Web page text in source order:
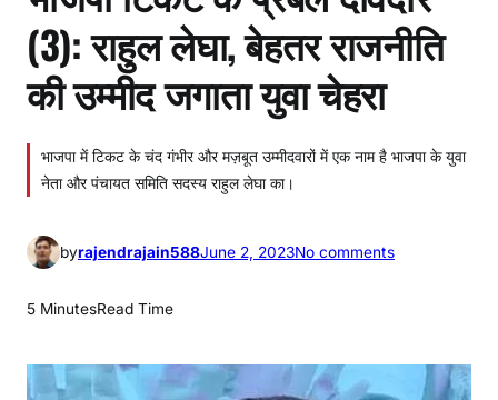
(3): राहुल लेघा, बेहतर राजनीति
की उम्मीद जगाता युवा चेहरा
भाजपा में टिकट के चंद गंभीर और मज़बूत उम्मीदवारों में एक नाम है भाजपा के युवा
नेता और पंचायत समिति सदस्य राहुल लेघा का।
byrajendrajain588June 2, 2023No commentso
5 MinutesRead Time